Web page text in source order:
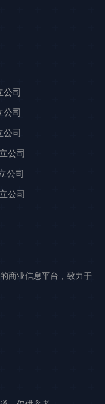
司
公司
公司
公司
公司
公司
商业信息平台，致力于